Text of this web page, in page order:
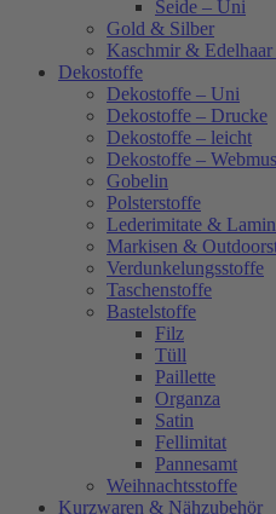
Seide – Uni
Gold & Silber
Kaschmir &
Dekostoffe
Dekostoffe – Uni
Dekostoffe – Drucke
Dekostoffe – leicht
Dekostoffe –
Gobelin
Polsterstoffe
Lederimitate &
Markisen &
Verdunkelungsstoffe
Taschenstoffe
Bastelstoffe
Filz
Tüll
Paillette
Organza
Satin
Fellimitat
Pannesamt
Weihnachtsstoffe
Kurzwaren & Nähzubehör